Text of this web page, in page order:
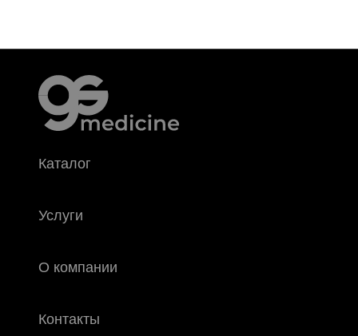
Каталог
Услуги
О компании
Контакты